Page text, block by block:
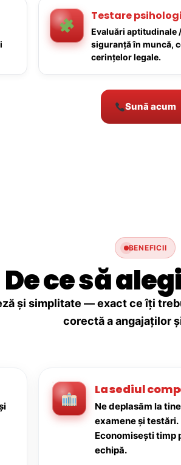
Testare
Evaluări aptitudinale
siguranță în muncă,
cerințelor legale.
Sună acum
BENEFICII
De ce să
și simplitate — exact ce îți
corectă a angajaților
La sediul
Ne deplasăm la
examene și testări.
Economisești timp
echipă.